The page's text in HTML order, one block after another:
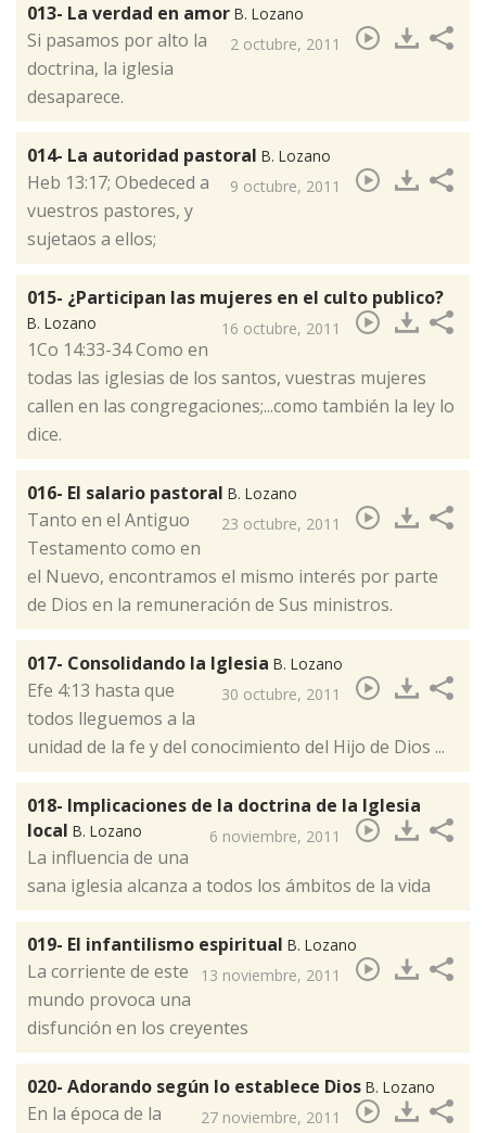
013- La verdad en amor B. Lozano
2 octubre, 2011
Si pasamos por alto la
doctrina, la iglesia
desaparece.
014- La autoridad pastoral B. Lozano
9 octubre, 2011
Heb 13:17; Obedeced a
vuestros pastores, y
sujetaos a ellos;
015- ¿Participan las mujeres en el culto publico?
B. Lozano 16 octubre, 2011
​1Co 14:33-34 Como en
todas las iglesias de los santos, vuestras mujeres
callen en las congregaciones;...como también la ley lo
dice.
016- El salario pastoral B. Lozano
23 octubre, 2011
​Tanto en el Antiguo
Testamento como en
el Nuevo, encontramos el mismo interés por parte
de Dios en la remuneración de Sus ministros.
017- Consolidando la Iglesia B. Lozano
30 octubre, 2011
Efe 4:13 hasta que
todos lleguemos a la
unidad de la fe y del conocimiento del Hijo de Dios ...
018- Implicaciones de la doctrina de la Iglesia
local B. Lozano 6 noviembre, 2011
La influencia de una
sana iglesia alcanza a todos los ámbitos de la vida
019- El infantilismo espiritual B. Lozano
13 noviembre, 2011
La corriente de este
mundo provoca una
disfunción en los creyentes
020- Adorando según lo establece Dios B. Lozano
27 noviembre, 2011
​En la época de la